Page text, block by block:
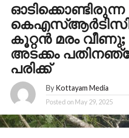
ഓടിക്കൊണ്ടിരുന്ന
കെഎസ്ആര്‍ടിസി
കൂറ്റന്‍ മരം വീണു;
അടക്കം
പരിക്ക്
By Kottayam Media
Posted on May 29, 2025